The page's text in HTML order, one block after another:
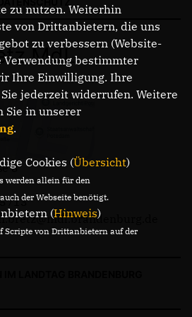
MdL
3
LANDTAG BRANDENBURG
zu nutzen. Weiterhin
von Drittanbietern, die uns
zu verbessern (Website-
Verwendung bestimmter
Ihre Einwilligung. Ihre
jederzeit widerrufen. Weitere
Sie in unserer
.
Cookies (Übersicht)
werden allein für den
der Webseite benötigt.
(Hinweis)
Scripte von Drittanbietern auf der